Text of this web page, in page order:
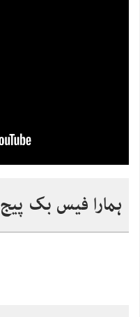
ہمارا فیس بک پیج